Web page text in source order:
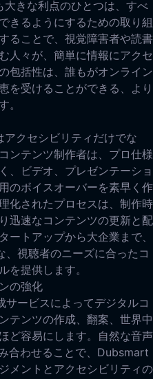
きな利点のひとつは、すべ
きるようにするための取り組
ることで、視覚障害者や読書
人々が、簡単に情報にアクセ
包括性は、誰もがオンライン
を受けることができる、より
。
クセシビリティだけでな
ンテンツ制作者は、プロ仕様
、ビデオ、プレゼンテーショ
のボイスオーバーを素早く作
化されたプロセスは、制作時
迅速なコンテンツの更新と配
ートアップから大企業まで、
視聴者のニーズに合ったコ
を提供します。
の強化
ービスによってデジタルコ
テンツの作成、翻案、世界中
ど容易にします。自然な音声
合わせることで、Dubsmart
メントとアクセシビリティの